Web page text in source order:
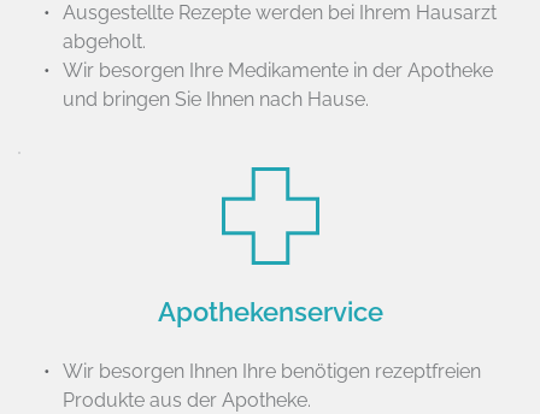
Ausgestellte Rezepte werden bei Ihrem Hausarzt
abgeholt.
Wir besorgen Ihre Medikamente in der Apotheke
und bringen Sie Ihnen nach Hause.
Apothekenservice
Wir besorgen Ihnen Ihre benötigen rezeptfreien
Produkte aus der Apotheke.